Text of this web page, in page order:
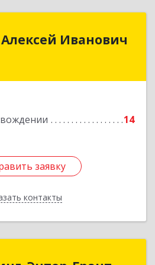
Иванович
14
заявку
контакты
Алексей Иванович
край, ст.Петровская,
заявку
Назад
Энтер-Грант